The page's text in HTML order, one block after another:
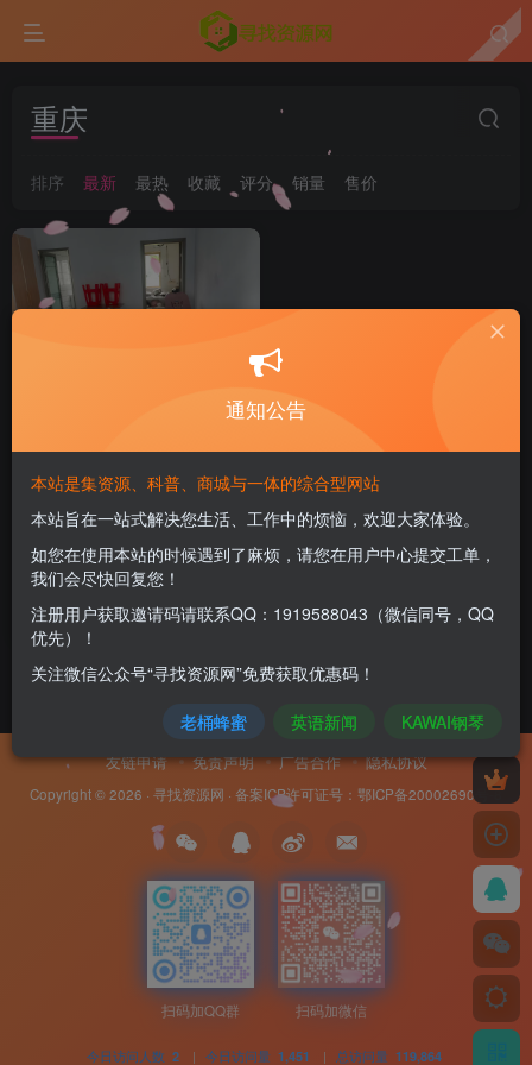
重庆
排序 最新 最热 收藏 评分 销量 售价
养旅居民宿房间租赁
￥400
￥0.00 陈家客栈
友链申请 免责声明 广告合作 隐私协议
Copyright © 2026 · 寻找资源网 · 备案ICP许可证号： 鄂ICP备20002690号-8
扫码加QQ群 扫码加微信
今日访问人数 2 | 今日访问量 1,451 | 总访问量 119,864
通知公告
本站是集资源、科普、商城与一体的综合型网站
本站旨在一站式解决您生活、工作中的烦恼，欢迎大家体验。
如您在使用本站的时候遇到了麻烦，请您在用户中心提交工单，
我们会尽快回复您！
注册用户获取邀请码请联系QQ：1919588043（微信同号，QQ
优先）！
关注微信公众号“寻找资源网”免费获取优惠码！
老桶蜂蜜 英语新闻 KAWAI钢琴